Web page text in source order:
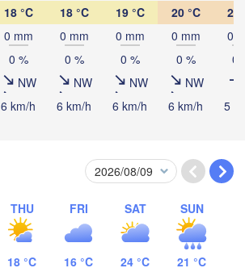
18 °C
0 mm
0 %
NW
6 km/h
18 °C
0 mm
0 %
NW
6 km/h
19 °C
0 mm
0 %
NW
6 km/h
20 °C
0 mm
0 %
NW
6 km/h
22
0
0
5
THU
18 °C
FRI
16 °C
SAT
24 °C
SUN
21 °C
Уфа
(Ufa)
(Orenburg)
Стерлитамак
Орск
(Orsk)